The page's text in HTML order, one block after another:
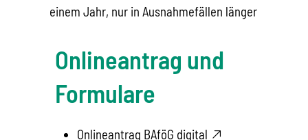
einem Jahr, nur in Ausnahmefällen länger
Onlineantrag und
Formulare
Onlineantrag BAföG digital